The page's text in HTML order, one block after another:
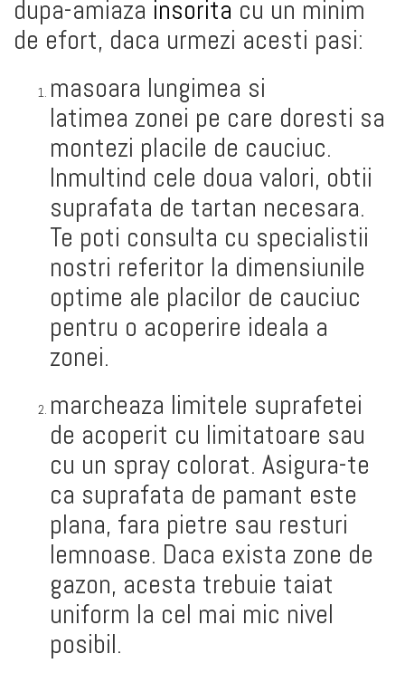
dupa-amiaza insorita cu un minim
de efort, daca urmezi acesti pasi:
masoara lungimea si
latimea zonei pe care doresti sa
montezi placile de cauciuc.
Inmultind cele doua valori, obtii
suprafata de tartan necesara.
Te poti consulta cu specialistii
nostri referitor la dimensiunile
optime ale placilor de cauciuc
pentru o acoperire ideala a
zonei.
marcheaza limitele suprafetei
de acoperit cu limitatoare sau
cu un spray colorat. Asigura-te
ca suprafata de pamant este
plana, fara pietre sau resturi
lemnoase. Daca exista zone de
gazon, acesta trebuie taiat
uniform la cel mai mic nivel
posibil.